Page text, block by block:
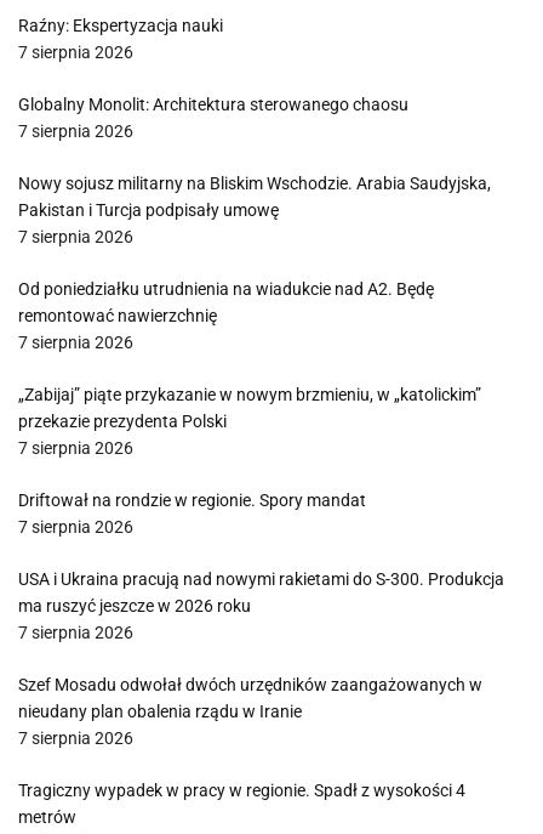
Raźny: Ekspertyzacja nauki
7 sierpnia 2026
Globalny Monolit: Architektura sterowanego chaosu
7 sierpnia 2026
Nowy sojusz militarny na Bliskim Wschodzie. Arabia Saudyjska,
Pakistan i Turcja podpisały umowę
7 sierpnia 2026
Od poniedziałku utrudnienia na wiadukcie nad A2. Będę
remontować nawierzchnię
7 sierpnia 2026
„Zabijaj” piąte przykazanie w nowym brzmieniu, w „katolickim”
przekazie prezydenta Polski
7 sierpnia 2026
Driftował na rondzie w regionie. Spory mandat
7 sierpnia 2026
USA i Ukraina pracują nad nowymi rakietami do S-300. Produkcja
ma ruszyć jeszcze w 2026 roku
7 sierpnia 2026
Szef Mosadu odwołał dwóch urzędników zaangażowanych w
nieudany plan obalenia rządu w Iranie
7 sierpnia 2026
Tragiczny wypadek w pracy w regionie. Spadł z wysokości 4
metrów